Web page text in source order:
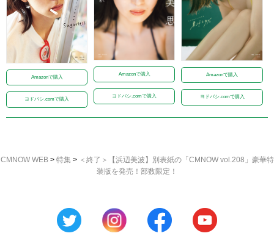
Amazonで購入
ヨドバシ.comで購入
Amazonで購入
ヨドバシ.comで購入
Amazonで購入
ヨドバシ.comで購入
CMNOW WEB> 特集> ＜終了＞【浜辺美波】別表紙の「CMNOW vol.208」豪華特
装版を発売！部数限定！